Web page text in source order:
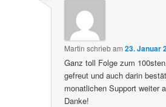
Martin schriebam23. Januar
Ganz toll Folge zum
gefreut und auch darin
monatlichen Support weiter
Danke!